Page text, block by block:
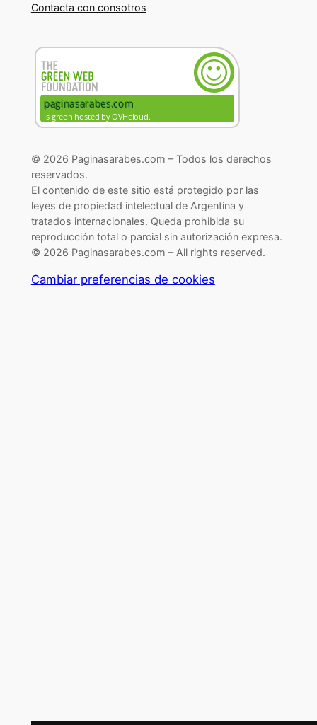
Contacta con consotros
© 2026 Paginasarabes.com – Todos los derechos
reservados.
El contenido de este sitio está protegido por las
leyes de propiedad intelectual de Argentina y
tratados internacionales. Queda prohibida su
reproducción total o parcial sin autorización expresa.
© 2026 Paginasarabes.com – All rights reserved.
Cambiar preferencias de cookies